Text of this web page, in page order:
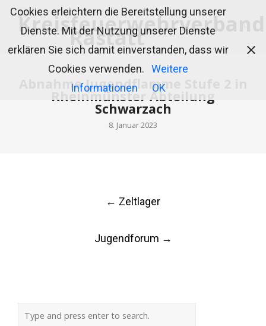
Abnahme Jugendflamme Stufe 2 in
Rheinmünster Abteilung
Schwarzach
8. Januar 2023
← Zeltlager
Jugendforum →
Cookies erleichtern die Bereitstellung unserer
Dienste. Mit der Nutzung unserer Dienste
erklären Sie sich damit einverstanden, dass wir
Cookies verwenden.
Weitere
Informationen
OK